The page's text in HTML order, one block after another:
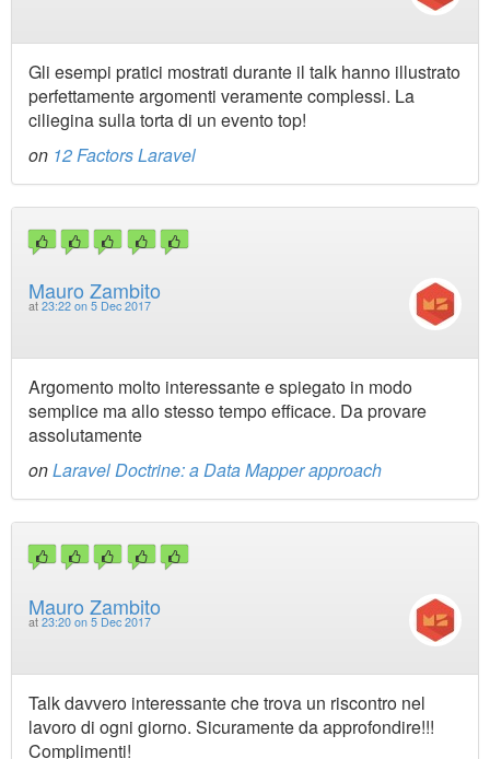
Gli esempi pratici mostrati durante il talk hanno illustrato
perfettamente argomenti veramente complessi. La
ciliegina sulla torta di un evento top!
on 12 Factors Laravel
Mauro Zambito
at 23:22 on 5 Dec 2017
Argomento molto interessante e spiegato in modo
semplice ma allo stesso tempo efficace. Da provare
assolutamente
onLaravel Doctrine: a Data Mapper approach
Mauro Zambito
at 23:20 on 5 Dec 2017
Talk davvero interessante che trova un riscontro nel
lavoro di ogni giorno. Sicuramente da approfondire!!!
Complimenti!